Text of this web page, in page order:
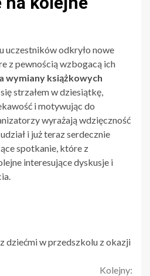
uczestników odkryło nowe
z pewnością wzbogacą ich
wymiany książkowych
strzałem w dziesiątkę,
i motywując do
wyrażają wdzięczność
i już teraz serdecznie
spotkanie, które z
interesujące dyskusje i
dziećmi w przedszkolu z okazji
Kolejny: